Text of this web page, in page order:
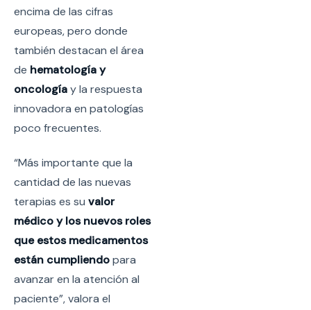
encima de las cifras
europeas, pero donde
también destacan el área
de hematología y
oncologíay la respuesta
innovadora en patologías
poco frecuentes.
“Más importante que la
cantidad de las nuevas
terapias es su valor
médico y los nuevos roles
que estos medicamentos
están cumpliendopara
avanzar en la atención al
paciente”, valora el